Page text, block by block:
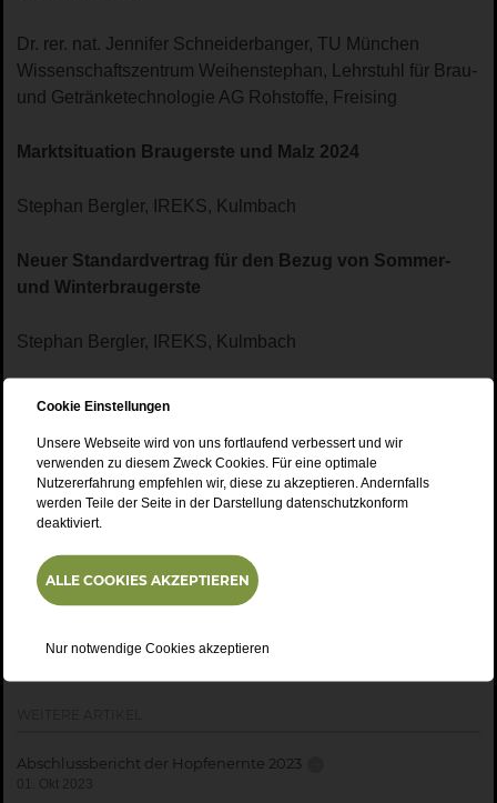
Dr. rer. nat. Jennifer Schneiderbanger, TU München
Wissenschaftszentrum Weihenstephan, Lehrstuhl für Brau-
und Getränketechnologie AG Rohstoffe, Freising
Marktsituation Braugerste und Malz 2024
Stephan Bergler, IREKS, Kulmbach
Neuer Standardvertrag für den Bezug von Sommer-
und Winterbraugerste
Stephan Bergler, IREKS, Kulmbach
Walter König, Bayerischer Brauerbund e.V.
Quellenhinweis: Bild Dr. Frank Braun, HVG Spalt e.G.
Abschlussbericht der Hopfenernte 2023
01. Okt 2023
Cookie Einstellungen
Unsere Webseite wird von uns fortlaufend verbessert und wir
verwenden zu diesem Zweck Cookies. Für eine optimale
Nutzererfahrung empfehlen wir, diese zu akzeptieren. Andernfalls
werden Teile der Seite in der Darstellung datenschutzkonform
deaktiviert.
ALLE COOKIES AKZEPTIEREN
Nur notwendige Cookies akzeptieren